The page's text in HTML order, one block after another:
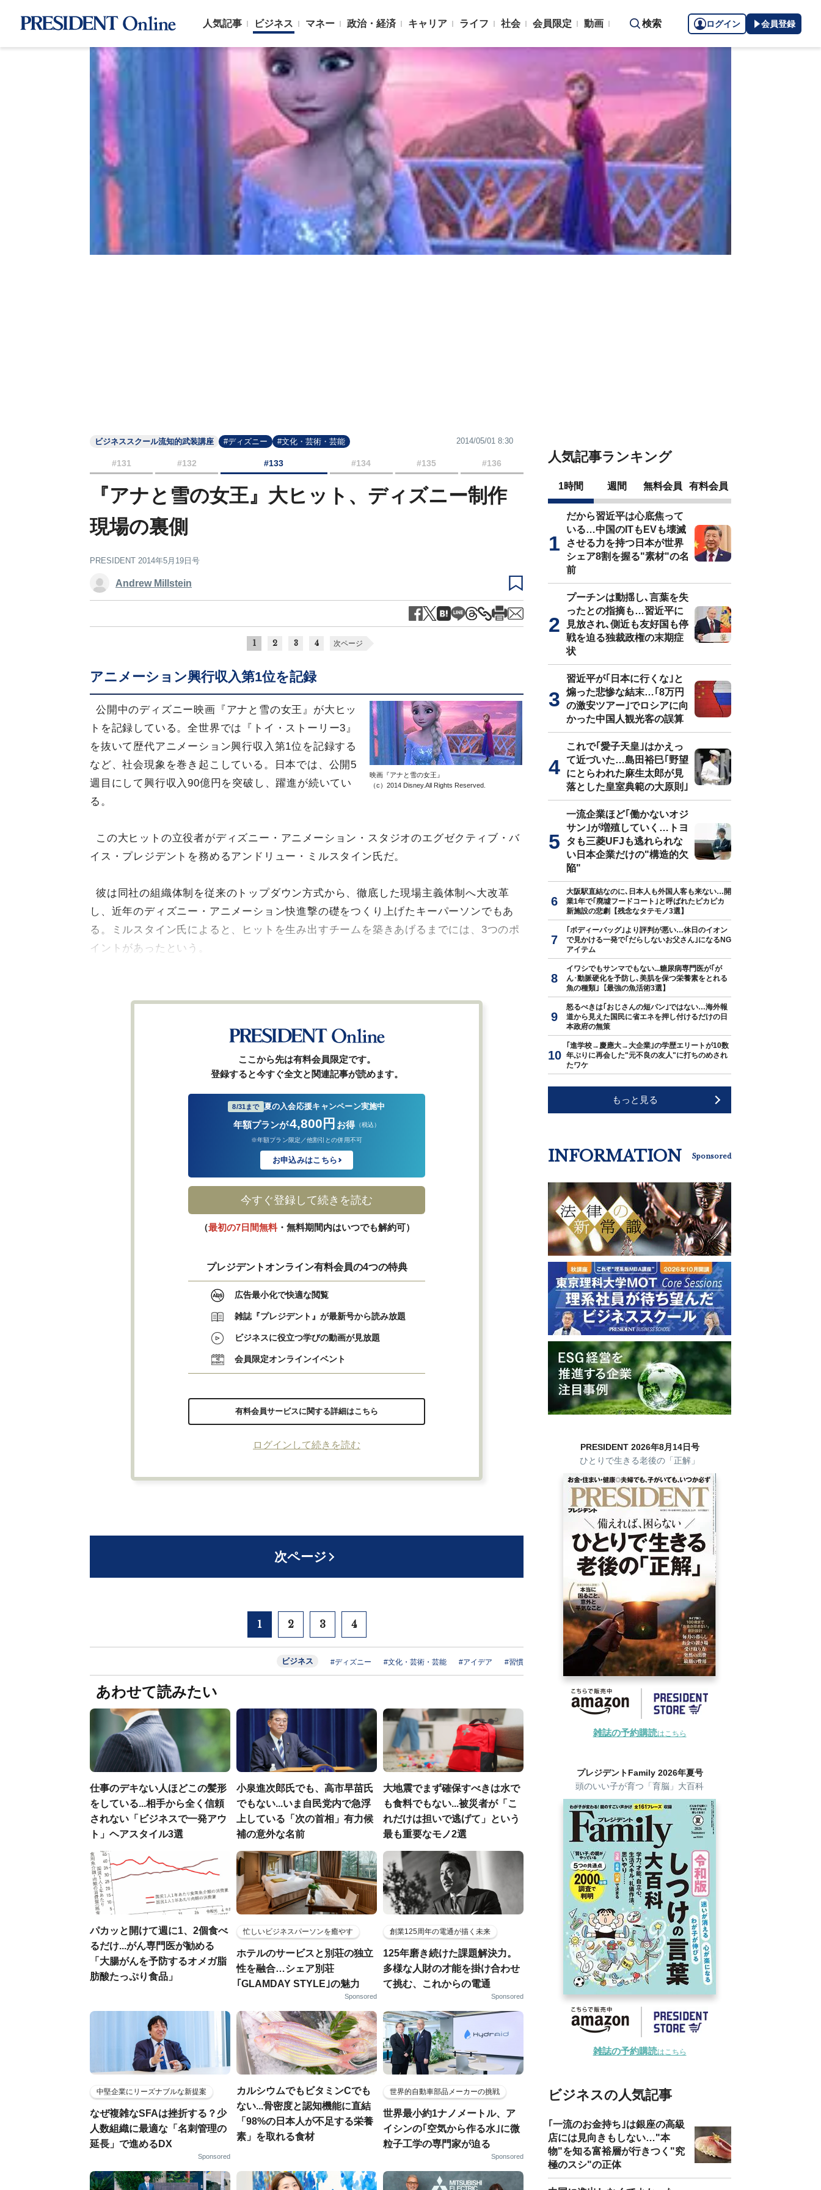
人気記事 ビジネス マネー 政治・経済 キャリア ライフ 社会 会員限定 動画 検索 ログイン 会員登録
ビジネススクール流知的武装講座 #ディズニー #文化・芸術・芸能 2014/05/01 8:30
#131 #132 #133 #134 #135 #136
『アナと雪の女王』大ヒット、ディズニー制作
現場の裏側
PRESIDENT 2014年5月19日号
Andrew Millstein
1 2 3 4 次ページ
アニメーション興行収入第1位を記録
映画『アナと雪の女王』
（c）2014 Disney.All Rights Reserved.
公開中のディズニー映画『アナと雪の女王』が大ヒッ
トを記録している。全世界では『トイ・ストーリー3』
を抜いて歴代アニメーション興行収入第1位を記録する
など、社会現象を巻き起こしている。日本では、公開5
週目にして興行収入90億円を突破し、躍進が続いてい
る。
この大ヒットの立役者がディズニー・アニメーション・スタジオのエグゼクティブ・バ
イス・プレジデントを務めるアンドリュー・ミルスタイン氏だ。
彼は同社の組織体制を従来のトップダウン方式から、徹底した現場主義体制へ大改革
し、近年のディズニー・アニメーション快進撃の礎をつくり上げたキーパーソンでもあ
る。ミルスタイン氏によると、ヒットを生み出すチームを築きあげるまでには、3つのポ
イントがあったという。
ここから先は有料会員限定です。
登録すると今すぐ全文と関連記事が読めます。
8/31まで 夏の入会応援キャンペーン実施中
年額プランが4,800円 お得 （税込）
※年額プラン限定／他割引との併用不可
お申込みはこちら
今すぐ登録して続きを読む
（最初の7日間無料・無料期間内はいつでも解約可）
プレジデントオンライン有料会員の4つの特典
広告最小化で快適な閲覧
雑誌『プレジデント』が最新号から読み放題
ビジネスに役立つ学びの動画が見放題
会員限定オンラインイベント
有料会員サービスに関する詳細はこちら
ログインして続きを読む
次ページ
1 2 3 4
ビジネス #ディズニー #文化・芸術・芸能 #アイデア #習慣
あわせて読みたい
仕事のデキない人ほどこの髪形
をしている...相手から全く信頼
されない「ビジネスで一発アウ
ト」ヘアスタイル3選
小泉進次郎氏でも、高市早苗氏
でもない...いま自民党内で急浮
上している「次の首相」有力候
補の意外な名前
大地震でまず確保すべきは水で
も食料でもない...被災者が「こ
れだけは担いで逃げて」という
最も重要なモノ2選
パカッと開けて週に1、2個食べ
るだけ...がん専門医が勧める
「大腸がんを予防するオメガ脂
肪酸たっぷり食品」
忙しいビジネスパーソンを癒やす
ホテルのサービスと別荘の独立
性を融合…シェア別荘
｢GLAMDAY STYLE｣の魅力
Sponsored
創業125周年の電通が描く未来
125年磨き続けた課題解決力。
多様な人財の才能を掛け合わせ
て挑む、これからの電通
Sponsored
中堅企業にリーズナブルな新提案
なぜ複雑なSFAは挫折する？少
人数組織に最適な「名刺管理の
延長」で進めるDX
Sponsored
カルシウムでもビタミンCでも
ない...骨密度と認知機能に直結
「98%の日本人が不足する栄養
素」を取れる食材
世界的自動車部品メーカーの挑戦
世界最小約1ナノメートル、ア
イシンの｢空気から作る水｣に微
粒子工学の専門家が迫る
Sponsored
人気記事ランキング
1時間 週間 無料会員 有料会員
だから習近平は心底焦って
いる…中国のITもEVも壊滅
させる力を持つ日本が世界
シェア8割を握る"素材"の名
前
プーチンは動揺し､言葉を失
ったとの指摘も…習近平に
見放され､側近も友好国も停
戦を迫る独裁政権の末期症
状
習近平が｢日本に行くな｣と
煽った悲惨な結末…｢8万円
の激安ツアー｣でロシアに向
かった中国人観光客の誤算
これで｢愛子天皇｣はかえっ
て近づいた…島田裕巳｢野望
にとらわれた麻生太郎が見
落とした皇室典範の大原則｣
一流企業ほど｢働かないオジ
サン｣が増殖していく…トヨ
タも三菱UFJも逃れられな
い日本企業だけの"構造的欠
陥"
大阪駅直結なのに､日本人も外国人客も来ない…開
業1年で｢廃墟フードコート｣と呼ばれたピカピカ
新施設の悲劇【残念なタテモノ3選】
｢ボディーバッグ｣より評判が悪い…休日のイオン
で見かける一発で｢だらしないお父さん｣になるNG
アイテム
イワシでもサンマでもない...糖尿病専門医が｢が
ん･動脈硬化を予防し､美肌を保つ栄養素をとれる
魚の種類｣【最強の魚活術3選】
怒るべきは｢おじさんの短パン｣ではない…海外報
道から見えた国民に省エネを押し付けるだけの日
本政府の無策
｢進学校→慶應大→大企業｣の学歴エリートが10数
年ぶりに再会した"元不良の友人"に打ちのめされ
たワケ
もっと見る
INFORMATION Sponsored
PRESIDENT 2026年8月14日号
ひとりで生きる老後の「正解」
雑誌の予約購読はこちら
プレジデントFamily 2026年夏号
頭のいい子が育つ「育脳」大百科
雑誌の予約購読はこちら
ビジネスの人気記事
｢一流のお金持ち｣は銀座の高級
店には見向きもしない…"本
物"を知る富裕層が行きつく"究
極のスシ"の正体